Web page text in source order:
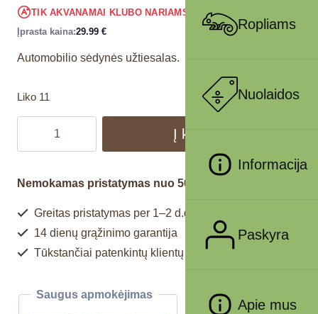
Ropliams
Nuolaidos
Informacija
Paskyra
Apie mus
TIK AKVANAMAI KLUBO NARIAMS 28.49
Įprasta kaina:29.99 €
Automobilio sėdynės užtiesalas.
Liko 11
Į krepšelį
Nemokamas pristatymas nuo 50€
Greitas pristatymas per 1–2 d.d.
14 dienų grąžinimo garantija
Tūkstančiai patenkintų klientų
Saugus apmokėjimas